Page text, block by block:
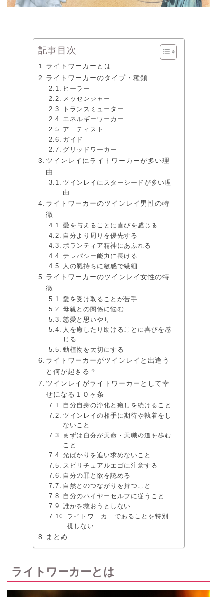
記事目次
ライトワーカーとは
ライトワーカーのタイプ・種類
ヒーラー
メッセンジャー
トランスミューター
エネルギーワーカー
アーティスト
ガイド
グリッドワーカー
ツインレイにライトワーカーが多い理
由
ツインレイにスターシードが多い理
由
ライトワーカーのツインレイ男性の特
徴
愛を与えることに喜びを感じる
自分より周りを優先する
ボランティア精神にあふれる
テレパシー能力に長ける
人の氣持ちに敏感で繊細
ライトワーカーのツインレイ女性の特
徴
愛を受け取ることが苦手
母親との関係に悩む
慈愛と思いやり
人を癒したり助けることに喜びを感
じる
動植物を大切にする
ライトワーカーがツインレイと出逢う
と何が起きる？
ツインレイがライトワーカーとして幸
せになる１０ヶ条
自分自身の浄化と癒しを続けること
ツインレイの相手に期待や執着をし
ないこと
まずは自分が天命・天職の道を歩む
こと
光ばかりを追い求めないこと
スピリチュアルエゴに注意する
自分の罪と欲を認める
自然とのつながりを持つこと
自分のハイヤーセルフに従うこと
誰かを救おうとしない
ライトワーカーであることを特別
視しない
まとめ
ライトワーカーとは